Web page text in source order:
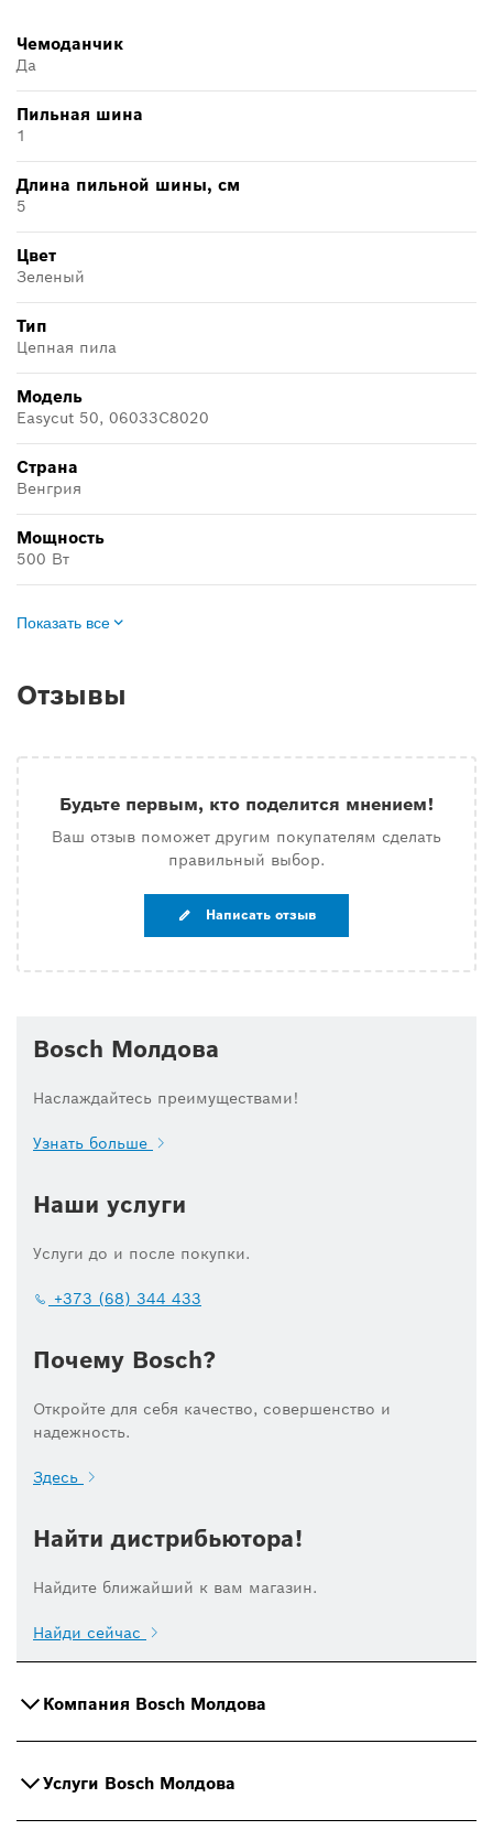
Чемоданчик
Да
Пильная шина
1
Длина пильной шины, cм
5
Цвет
Зеленый
Тип
Цепная пила
Модель
Easycut 50, 06033C8020
Страна
Венгрия
Мощность
500 Вт
Показать все
Отзывы
Будьте первым, кто поделится мнением!
Ваш отзыв поможет другим покупателям сделать
правильный выбор.
Написать отзыв
Bosch Молдова
Наслаждайтесь преимуществами!
Узнать больше
Наши услуги
Услуги до и после покупки.
+373 (68) 344 433
Почему Bosch?
Откройте для себя качество, совершенство и
надежность.
Здесь
Найти дистрибьютора!
Найдите ближайший к вам магазин.
Найди сейчас
Компания Bosch Молдова
Услуги Bosch Молдова